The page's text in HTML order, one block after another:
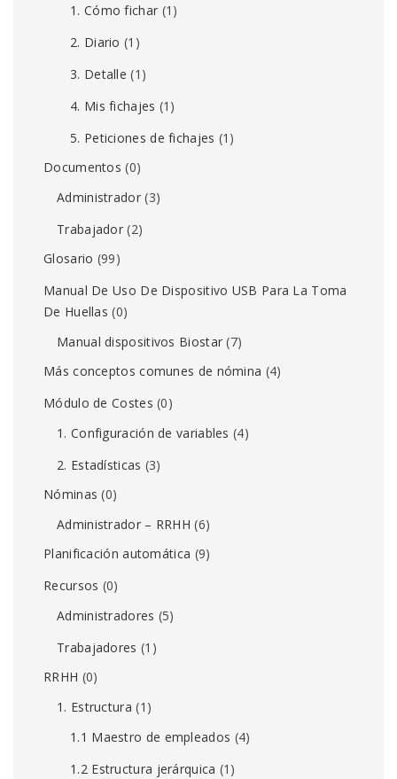
1. Cómo fichar (1)
2. Diario (1)
3. Detalle (1)
4. Mis fichajes (1)
5. Peticiones de fichajes (1)
Documentos (0)
Administrador(3)
Trabajador (2)
Glosario (99)
Manual De Uso De Dispositivo USB Para La Toma
De Huellas (0)
Manual dispositivos Biostar (7)
Más conceptos comunes de nómina (4)
Módulo de Costes (0)
1. Configuración de variables (4)
2. Estadísticas (3)
Nóminas (0)
Administrador – RRHH (6)
Planificación automática (9)
Recursos (0)
Administradores (5)
Trabajadores (1)
RRHH (0)
1. Estructura (1)
1.1 Maestro de empleados (4)
1.2 Estructura jerárquica (1)